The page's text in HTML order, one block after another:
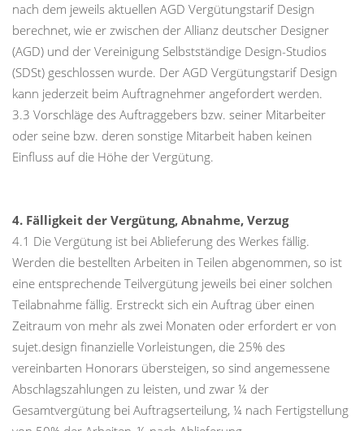
nach dem jeweils aktuellen AGD Vergütungstarif Design
berechnet, wie er zwischen der Allianz deutscher Designer
(AGD) und der Vereinigung Selbstständige Design-Studios
(SDSt) geschlossen wurde. Der AGD Vergütungstarif Design
kann jederzeit beim Auftragnehmer angefordert werden.
3.3 Vorschläge des Auftraggebers bzw. seiner Mitarbeiter
oder seine bzw. deren sonstige Mitarbeit haben keinen
Einfluss auf die Höhe der Vergütung.
4. Fälligkeit der Vergütung, Abnahme, Verzug
4.1 Die Vergütung ist bei Ablieferung des Werkes fällig.
Werden die bestellten Arbeiten in Teilen abgenommen, so ist
eine entsprechende Teilvergütung jeweils bei einer solchen
Teilabnahme fällig. Erstreckt sich ein Auftrag über einen
Zeitraum von mehr als zwei Monaten oder erfordert er von
sujet.design finanzielle Vorleistungen, die 25% des
vereinbarten Honorars übersteigen, so sind angemessene
Abschlagszahlungen zu leisten, und zwar ¼ der
Gesamtvergütung bei Auftragserteilung, ¼ nach Fertigstellung